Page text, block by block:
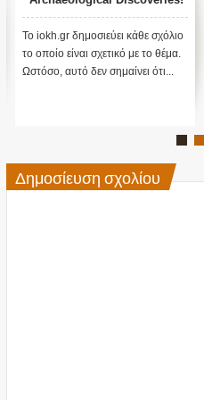
Το iokh.gr δημοσιεύει κάθε σχόλιο
το οποίο είναι σχετικό με το θέμα.
Ωστόσο, αυτό δεν σημαίνει ότι...
Δημοσίευση σχολίου